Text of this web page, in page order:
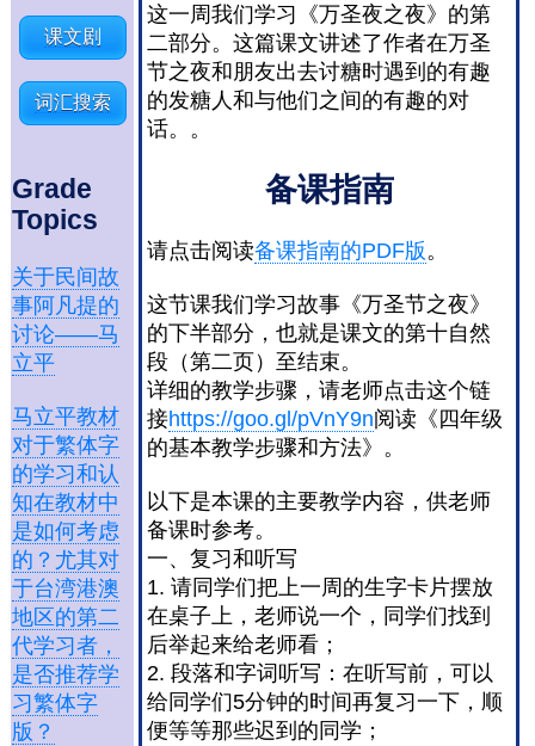
课文剧
词汇搜索
Grade
Topics
关于民间故
事阿凡提的
讨论——马
立平
马立平教材
对于繁体字
的学习和认
知在教材中
是如何考虑
的？尤其对
于台湾港澳
地区的第二
代学习者，
是否推荐学
习繁体字
版？
这一周我们学习《万圣夜之夜》的第
二部分。这篇课文讲述了作者在万圣
节之夜和朋友出去讨糖时遇到的有趣
的发糖人和与他们之间的有趣的对
话。。
备课指南
请点击阅读备课指南的PDF版 。
这节课我们学习故事《万圣节之夜》
的下半部分，也就是课文的第十自然
段（第二页）至结束。
详细的教学步骤，请老师点击这个链
接https://goo.gl/pVnY9n阅读《四年级
的基本教学步骤和方法》。
以下是本课的主要教学内容，供老师
备课时参考。
一、复习和听写
1. 请同学们把上一周的生字卡片摆放
在桌子上，老师说一个，同学们找到
后举起来给老师看；
2. 段落和字词听写：在听写前，可以
给同学们5分钟的时间再复习一下，顺
便等等那些迟到的同学；